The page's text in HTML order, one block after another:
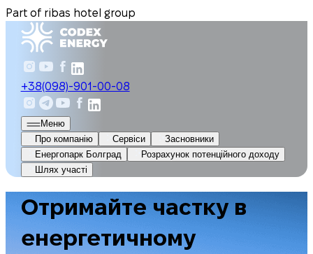
Part of ribas hotel group
+38(098)-901-00-08
Меню
Про компанію
Сервіси
Засновники
Енергопарк Болград
Розрахунок потенційного доходу
Шлях участі
Отримайте частку в
енергетичному